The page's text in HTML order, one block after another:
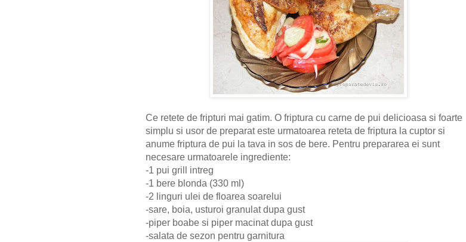
Ce retete de fripturi mai gatim. O friptura cu carne de pui delicioasa si foarte
simplu si usor de preparat este urmatoarea reteta de friptura la cuptor si
anume friptura de pui la tava in sos de bere. Pentru prepararea ei sunt
necesare urmatoarele ingrediente:
-1 pui grill intreg
-1 bere blonda (330 ml)
-2 linguri ulei de floarea soarelui
-sare, boia, usturoi granulat dupa gust
-piper boabe si piper macinat dupa gust
-salata de sezon pentru garnitura